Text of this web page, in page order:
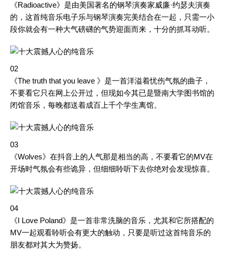
《Radioactive》是由美国著名的钢琴演奏家威廉·约瑟夫演奏
的，这首纯音乐电子乐与钢琴演奏完美结合在一起，只需一小
段你就会有一种大气磅礴的气势迎面而来，十分的抓耳动听。
02
《The truth that you leave 》是一首洋溢着忧伤气氛的曲子，
不要看它只在网上公开过，但现如今其已是暨南大学图书馆的
闭馆音乐，每晚都送着成百上千个学生离馆。
03
《Wolves》在抖音上的人气那是相当的高，不要看它的MV在
开场时气氛会有些诡异，但细细聆听下去你绝对会发现惊喜。
04
《I Love Poland》是一首非常洗脑的音乐，尤其和它所搭配的
MV一起观看聆听会有更大的触动，只要是听过这首纯音乐的
朋友都对其大为赞扬。